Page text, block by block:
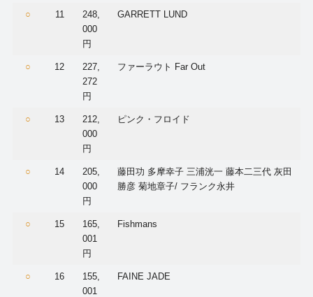
○ 11
248,
000
円
GARRETT LUND
○ 12
227,
272
円
ファーラウト Far Out
○ 13
212,
000
円
ピンク・フロイド
○ 14
205,
000
円
藤田功 多摩幸子 三浦洸一 藤本二三代 灰田
勝彦 菊地章子/ フランク永井
○ 15
165,
001
円
Fishmans
○ 16
155,
001
FAINE JADE